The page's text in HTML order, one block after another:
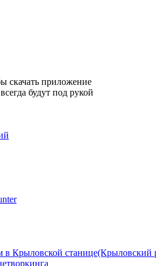
скачать приложение
будут под рукой
в Крыловской станице(Крыловский